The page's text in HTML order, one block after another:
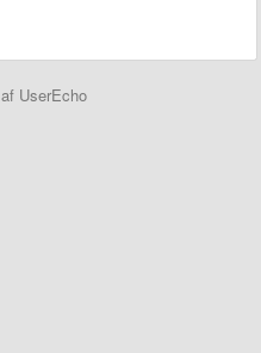
af UserEcho